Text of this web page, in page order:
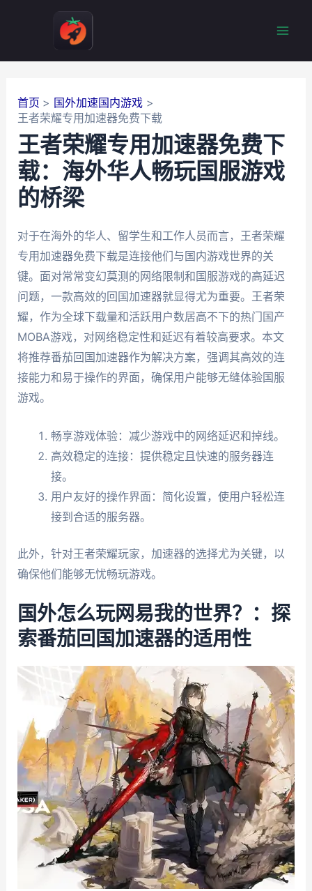
首页
国外加速国内游戏
王者荣耀专用加速器免费下载
王者荣耀专用加速器免费下
载：海外华人畅玩国服游戏
的桥梁
对于在海外的华人、留学生和工作人员而言，王者荣耀
专用加速器免费下载是连接他们与国内游戏世界的关
键。面对常常变幻莫测的网络限制和国服游戏的高延迟
问题，一款高效的回国加速器就显得尤为重要。王者荣
耀，作为全球下载量和活跃用户数居高不下的热门国产
MOBA游戏，对网络稳定性和延迟有着较高要求。本文
将推荐番茄回国加速器作为解决方案，强调其高效的连
接能力和易于操作的界面，确保用户能够无缝体验国服
游戏。
畅享游戏体验：减少游戏中的网络延迟和掉线。
高效稳定的连接：提供稳定且快速的服务器连
接。
用户友好的操作界面：简化设置，使用户轻松连
接到合适的服务器。
此外，针对王者荣耀玩家，加速器的选择尤为关键，以
确保他们能够无忧畅玩游戏。
国外怎么玩网易我的世界？：探
索番茄回国加速器的适用性